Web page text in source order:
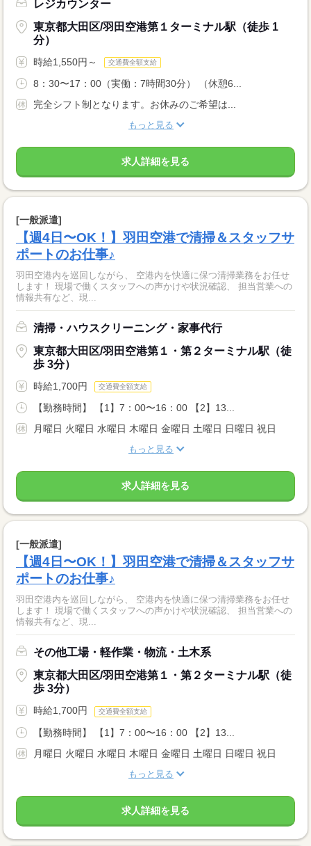
レジカウンター
東京都大田区/羽田空港第１ターミナル駅（徒歩 1
分）
時給1,550円～ 交通費全額支給
8：30〜17：00（実働：7時間30分） （休憩6...
完全シフト制となります。お休みのご希望は...
もっと見る
求人詳細を見る
[一般派遣]
【週4日〜OK！】羽田空港で清掃＆スタッフサ
ポートのお仕事♪
羽田空港内を巡回しながら、 空港内を快適に保つ清掃業務をお任せ
します！ 現場で働くスタッフへの声かけや状況確認、 担当営業への
情報共有など、現...
清掃・ハウスクリーニング・家事代行
東京都大田区/羽田空港第１・第２ターミナル駅（徒
歩 3分）
時給1,700円 交通費全額支給
【勤務時間】 【1】7：00〜16：00 【2】13...
月曜日 火曜日 水曜日 木曜日 金曜日 土曜日 日曜日 祝日
もっと見る
求人詳細を見る
[一般派遣]
【週4日〜OK！】羽田空港で清掃＆スタッフサ
ポートのお仕事♪
羽田空港内を巡回しながら、 空港内を快適に保つ清掃業務をお任せ
します！ 現場で働くスタッフへの声かけや状況確認、 担当営業への
情報共有など、現...
その他工場・軽作業・物流・土木系
東京都大田区/羽田空港第１・第２ターミナル駅（徒
歩 3分）
時給1,700円 交通費全額支給
【勤務時間】 【1】7：00〜16：00 【2】13...
月曜日 火曜日 水曜日 木曜日 金曜日 土曜日 日曜日 祝日
もっと見る
求人詳細を見る